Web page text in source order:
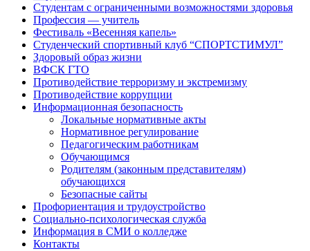
Студентам с ограниченными возможностями здоровья
Профессия — учитель
Фестиваль «Весенняя капель»
Студенческий спортивный клуб “СПОРТСТИМУЛ”
Здоровый образ жизни
ВФСК ГТО
Противодействие терроризму и экстремизму
Противодействие коррупции
Информационная безопасность
Локальные нормативные акты
Нормативное регулирование
Педагогическим работникам
Обучающимся
Родителям (законным представителям)
обучающихся
Безопасные сайты
Профориентация и трудоустройство
Социально-психологическая служба
Информация в СМИ о колледже
Контакты